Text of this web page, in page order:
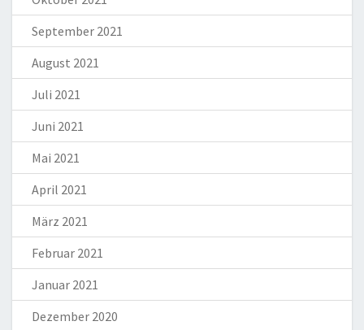
September 2021
August 2021
Juli 2021
Juni 2021
Mai 2021
April 2021
März 2021
Februar 2021
Januar 2021
Dezember 2020